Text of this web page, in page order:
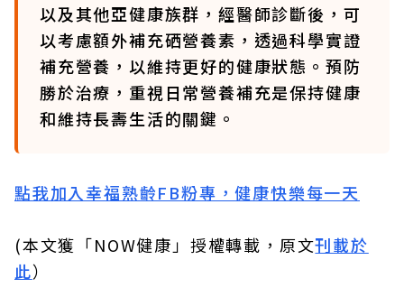
以及其他亞健康族群，經醫師診斷後，可
以考慮額外補充硒營養素，透過科學實證
補充營養，以維持更好的健康狀態。預防
勝於治療，重視日常營養補充是保持健康
和維持長壽生活的關鍵。
點我加入幸福熟齡FB粉專，健康快樂每一天
(本文獲「NOW健康」授權轉載，原文刊載於
此）